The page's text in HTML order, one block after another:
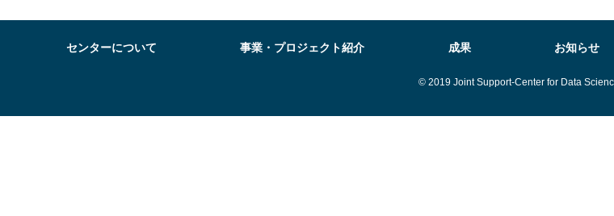
センターについて 事業・プロジェクト紹介 成果 お知らせ
© 2019 Joint Support-Center for Data